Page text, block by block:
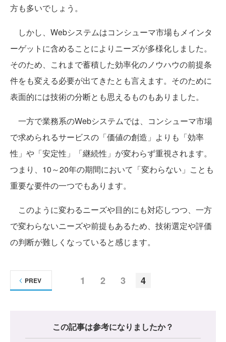
方も多いでしょう。
しかし、Webシステムはコンシューマ市場もメインタ
ーゲットに含めることによりニーズが多様化しました。
そのため、これまで蓄積した効率化のノウハウの前提条
件をも変える必要が出てきたとも言えます。そのために
表面的には技術の分断とも思えるものもありました。
一方で業務系のWebシステムでは、コンシューマ市場
で求められるサービスの「価値の創造」よりも「効率
性」や「安定性」「継続性」が変わらず重視されます。
つまり、10～20年の期間において「変わらない」ことも
重要な要件の一つでもあります。
このように変わるニーズや目的にも対応しつつ、一方
で変わらないニーズや前提もあるため、技術選定や評価
の判断が難しくなっていると感じます。
1 2 3 4
PREV
この記事は参考になりましたか？